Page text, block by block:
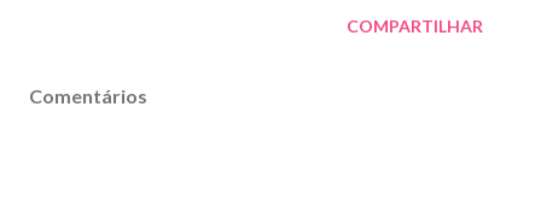
COMPARTILHAR
Comentários